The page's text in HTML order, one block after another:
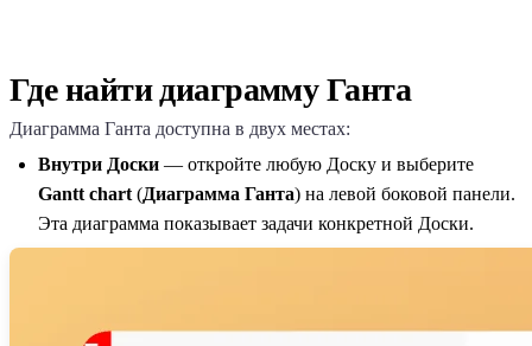
Где найти диаграмму Ганта
Диаграмма Ганта доступна в двух местах:
Внутри Доски — откройте любую Доску и выберите
Gantt chart (Диаграмма Ганта) на левой боковой панели.
Эта диаграмма показывает задачи конкретной Доски.